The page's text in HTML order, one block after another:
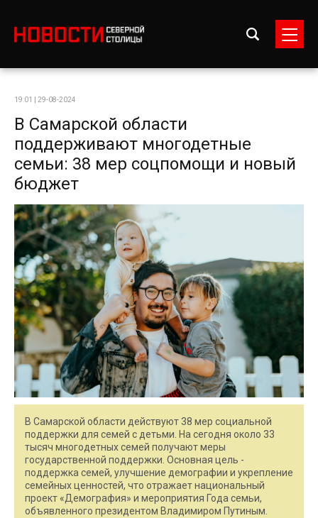
19:01 | 29-08-2024
В Самарской области
поддерживают многодетные
семьи: 38 мер соцпомощи и новый
бюджет
В Самарской области действуют 38 мер социальной
поддержки для семей с детьми. На сегодня около 33
тысяч многодетных семей получают меры
государственной поддержки. Основная цель -
поддержка семей, улучшение демографии и укрепление
семейных ценностей, что отражает национальный
проект «Демография» и мероприятия Года семьи,
объявленного президентом Владимиром Путиным.